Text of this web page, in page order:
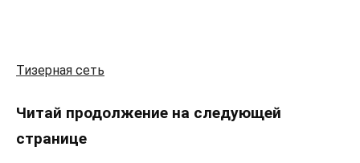
Тизерная сеть
Читай продолжение на следующей
странице